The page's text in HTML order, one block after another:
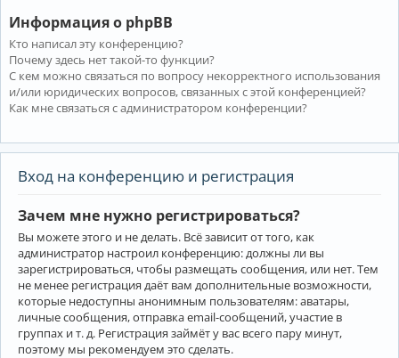
Информация о phpBB
Кто написал эту конференцию?
Почему здесь нет такой-то функции?
С кем можно связаться по вопросу некорректного использования
и/или юридических вопросов, связанных с этой конференцией?
Как мне связаться с администратором конференции?
Вход на конференцию и регистрация
Зачем мне нужно регистрироваться?
Вы можете этого и не делать. Всё зависит от того, как
администратор настроил конференцию: должны ли вы
зарегистрироваться, чтобы размещать сообщения, или нет. Тем
не менее регистрация даёт вам дополнительные возможности,
которые недоступны анонимным пользователям: аватары,
личные сообщения, отправка email-сообщений, участие в
группах и т. д. Регистрация займёт у вас всего пару минут,
поэтому мы рекомендуем это сделать.